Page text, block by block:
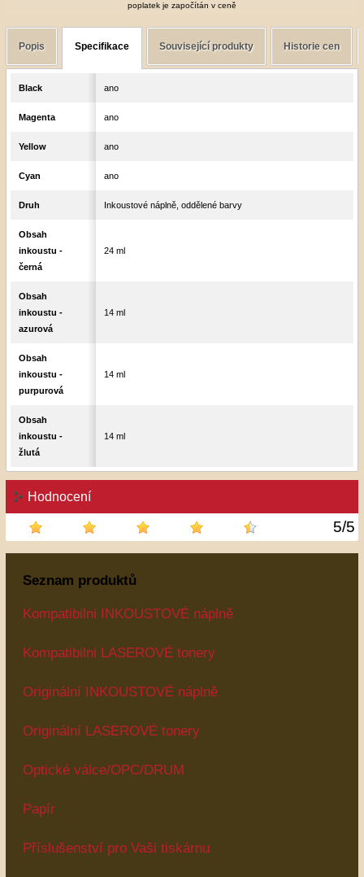
Hodnocení
5/5
poplatek je započítán v ceně
Popis Specifikace Související produkty Historie cen
Black ano
Magenta ano
Yellow ano
Cyan ano
Druh Inkoustové náplně, oddělené barvy
Obsah
inkoustu -
černá
24 ml
Obsah
inkoustu -
azurová
14 ml
Obsah
inkoustu -
purpurová
14 ml
Obsah
inkoustu -
žlutá
14 ml
Seznam produktů
Kompatibilni INKOUSTOVÉ náplně
Kompatibilni LASEROVÉ tonery
Originální INKOUSTOVÉ náplně
Originální LASEROVÉ tonery
Optické válce/OPC/DRUM
Papír
Příslušenství pro Vaši tiskárnu